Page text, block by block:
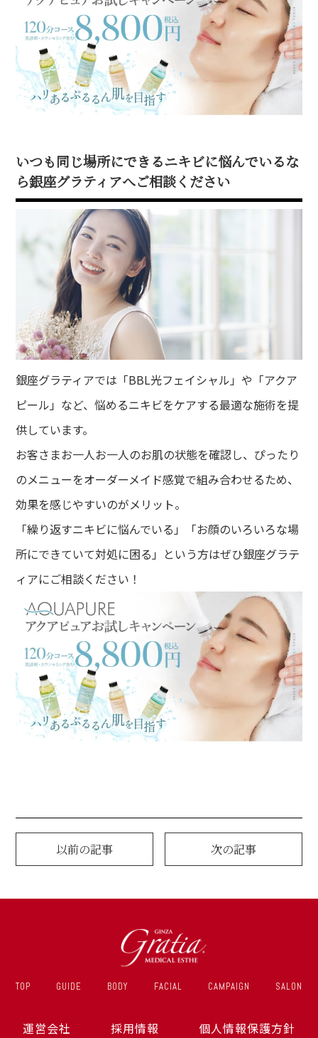
いつも同じ場所にできるニキビに悩んでいるな
ら銀座グラティアへご相談ください
銀座グラティアでは「BBL光フェイシャル」や「アクア
ピール」など、悩めるニキビをケアする最適な施術を提
供しています。
お客さまお一人お一人のお肌の状態を確認し、ぴったり
のメニューをオーダーメイド感覚で組み合わせるため、
効果を感じやすいのがメリット。
「繰り返すニキビに悩んでいる」「お顔のいろいろな場
所にできていて対処に困る」という方はぜひ銀座グラテ
ィアにご相談ください！
以前の記事 次の記事
TOP GUIDE BODY FACIAL CAMPAIGN SALON
運営会社 採用情報 個人情報保護方針